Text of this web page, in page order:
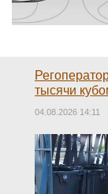
тысячи
04.08.2026 14:11